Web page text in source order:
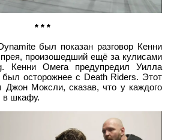
* * *
был показан разговор Кенни
произошедший ещё за кулисами
Кенни Омега предупредил Уилла
осторожнее с Death Riders. Этот
Джон Моксли, сказав, что у каждого
в шкафу.